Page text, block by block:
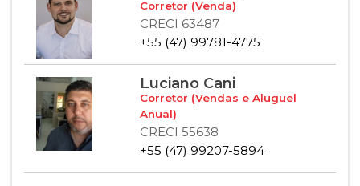
Corretor (Venda)
CRECI 63487
+55 (47) 99781-4775
Luciano Cani
Corretor (Vendas e Aluguel
Anual)
CRECI 55638
+55 (47) 99207-5894